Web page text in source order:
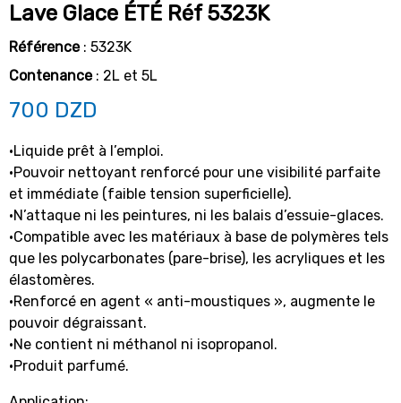
Lave Glace ÉTÉ Réf 5323K
Référence: 5323K
Contenance: 2L et 5L
700 DZD
•Liquide prêt à l’emploi.
•Pouvoir nettoyant renforcé pour une visibilité parfaite
et immédiate (faible tension superficielle).
•N’attaque ni les peintures, ni les balais d’essuie-glaces.
•Compatible avec les matériaux à base de polymères tels
que les polycarbonates (pare-brise), les acryliques et les
élastomères.
•Renforcé en agent « anti-moustiques », augmente le
pouvoir dégraissant.
•Ne contient ni méthanol ni isopropanol.
•Produit parfumé.